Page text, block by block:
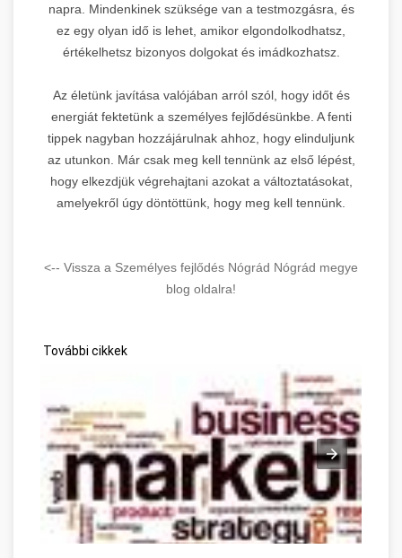
napra. Mindenkinek szüksége van a testmozgásra, és
ez egy olyan idő is lehet, amikor elgondolkodhatsz,
értékelhetsz bizonyos dolgokat és imádkozhatsz.
Az életünk javítása valójában arról szól, hogy időt és
energiát fektetünk a személyes fejlődésünkbe. A fenti
tippek nagyban hozzájárulnak ahhoz, hogy elinduljunk
az utunkon. Már csak meg kell tennünk az első lépést,
hogy elkezdjük végrehajtani azokat a változtatásokat,
amelyekről úgy döntöttünk, hogy meg kell tennünk.
<-- Vissza a Személyes fejlődés Nógrád Nógrád megye
blog oldalra!
További cikkek